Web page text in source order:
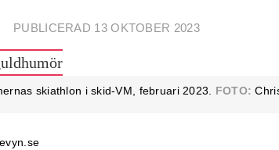
PUBLICERAD 13 OKTOBER 2023
skiathlon i skid-VM, februari 2023. FOTO: